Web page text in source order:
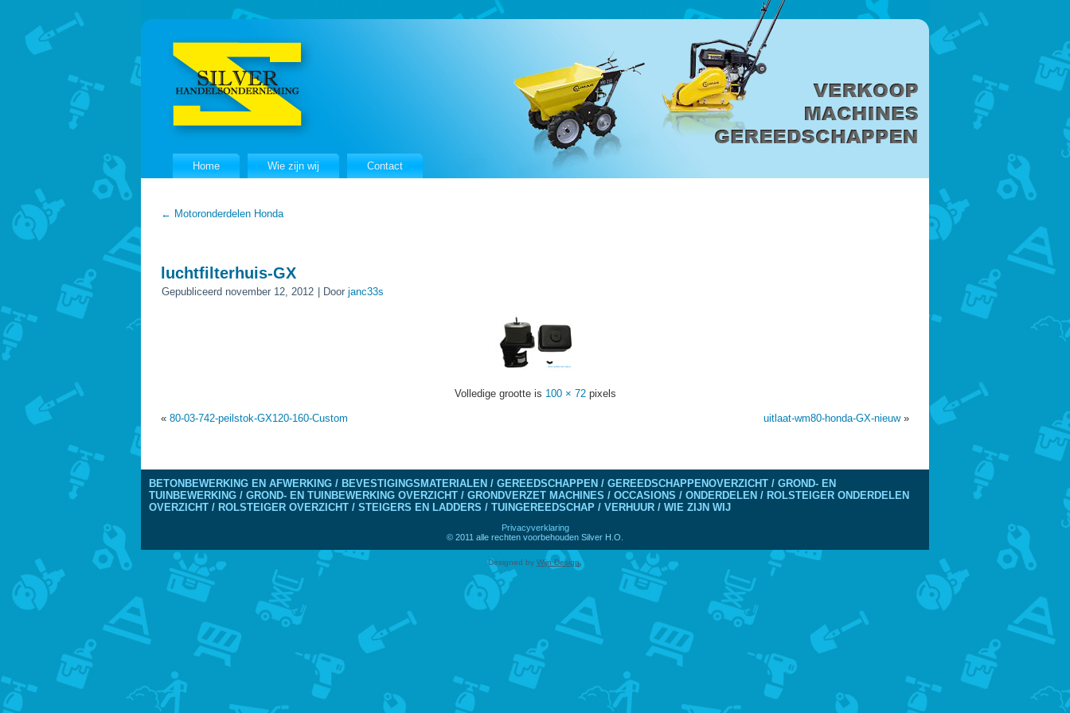
Home Wie zijn wij Contact
← Motoronderdelen Honda
luchtfilterhuis-GX
Gepubliceerd november 12, 2012 Door janc33s
Volledige grootte is 100 × 72pixels
« 80-03-742-peilstok-GX120-160-Custom uitlaat-wm80-honda-GX-nieuw»
BETONBEWERKING EN AFWERKING / BEVESTIGINGSMATERIALEN / GEREEDSCHAPPEN / GEREEDSCHAPPENOVERZICHT / GROND- EN
TUINBEWERKING / GROND- EN TUINBEWERKING OVERZICHT / GRONDVERZET MACHINES / OCCASIONS / ONDERDELEN / ROLSTEIGER ONDERDELEN
OVERZICHT / ROLSTEIGER OVERZICHT / STEIGERS EN LADDERS / TUINGEREEDSCHAP / VERHUUR / WIE ZIJN WIJ
Privacyverklaring
© 2011 alle rechten voorbehouden Silver H.O.
Designed by Wijn Design.